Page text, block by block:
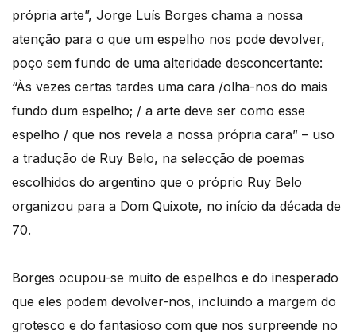
própria arte”, Jorge Luís Borges chama a nossa
atenção para o que um espelho nos pode devolver,
poço sem fundo de uma alteridade desconcertante:
“Às vezes certas tardes uma cara /olha-nos do mais
fundo dum espelho; / a arte deve ser como esse
espelho / que nos revela a nossa própria cara” – uso
a tradução de Ruy Belo, na selecção de poemas
escolhidos do argentino que o próprio Ruy Belo
organizou para a Dom Quixote, no início da década de
70.
Borges ocupou-se muito de espelhos e do inesperado
que eles podem devolver-nos, incluindo a margem do
grotesco e do fantasioso com que nos surpreende no